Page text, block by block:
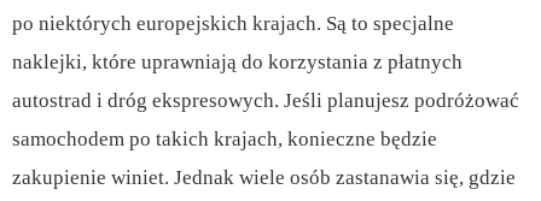
po niektórych europejskich krajach. Są to specjalne
naklejki, które uprawniają do korzystania z płatnych
autostrad i dróg ekspresowych. Jeśli planujesz podróżować
samochodem po takich krajach, konieczne będzie
zakupienie winiet. Jednak wiele osób zastanawia się, gdzie